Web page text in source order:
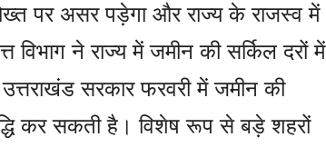
पर असर पड़ेगा और राज्य के राजस्व में
विभाग ने राज्य में जमीन की सर्किल दरों में
सरकार फरवरी में जमीन की
कर सकती है। विशेष रूप से बड़े शहरों